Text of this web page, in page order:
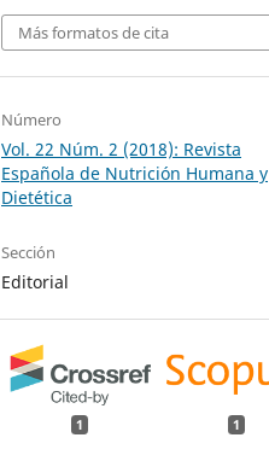
Más formatos de cita
Número
Vol. 22 Núm. 2 (2018): Revista
Española de Nutrición Humana y
Dietética
Sección
Editorial
1 1